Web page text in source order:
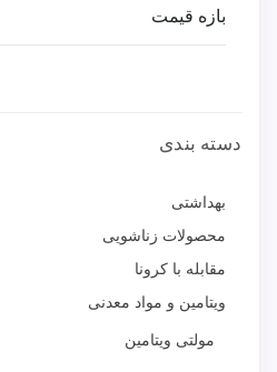
بازه قیمت
دسته بندی
بهداشتی
محصولات زناشویی
مقابله با کرونا
ویتامین و مواد معدنی
مولتی ویتامین